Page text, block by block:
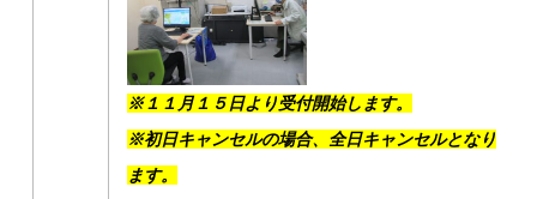
※１１月１５日より受付開始します。
※初日キャンセルの場合、全日キャンセルとなり
ます。